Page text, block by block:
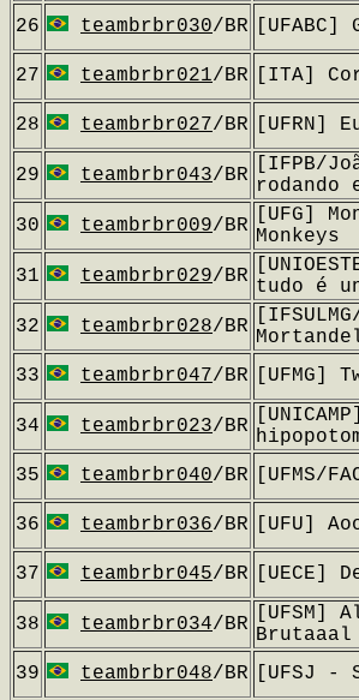
26
teambrbr030/BR [UFABC]
27 teambrbr021/BR [ITA]
28 teambrbr027/BR [UFRN]
29 teambrbr043/BR
[IFPB/
rodando
30
teambrbr009/BR
[UFG]
Monkeys
31
teambrbr029/BR tudo é
32
teambrbr028/BR
33
teambrbr047/BR [UFMG]
34 teambrbr023/BR
[UNICAMP]
35
teambrbr040/BR [UFMS/
36 teambrbr036/BR [UFU]
37 teambrbr045/BR [UECE]
38 teambrbr034/BR
[UFSM]
Brutaaal
39
teambrbr048/BR [UFSJ -